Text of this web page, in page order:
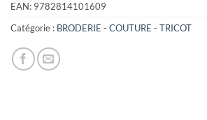
EAN: 9782814101609
Catégorie : BRODERIE - COUTURE - TRICOT